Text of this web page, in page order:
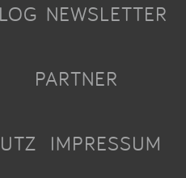
NEWSLETTER
PARTNER
IMPRESSUM